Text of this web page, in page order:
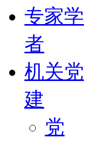
专家学
者
机关党
建
党